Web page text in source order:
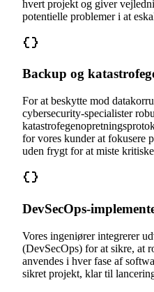
hvert projekt og giver
potentielle problemer i at
Backup og
For at beskytte mod
cybersecurity-specialister
for vores kunder at fokusere
uden frygt for at miste
DevSecOps-
Vores ingeniører integrerer
(DevSecOps) for at sikre, at
anvendes i hver fase af
sikret projekt, klar til